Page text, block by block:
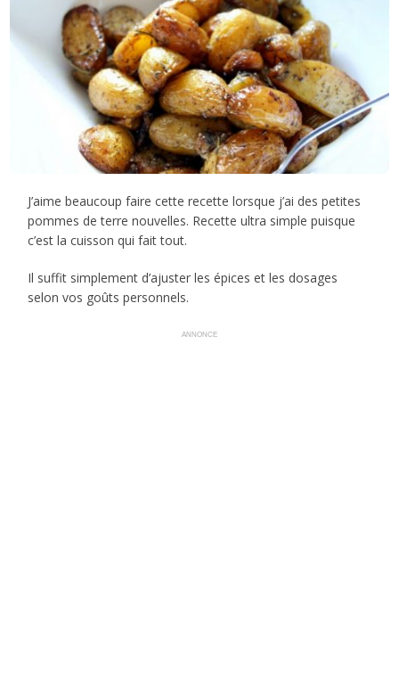
J’aime beaucoup faire cette recette lorsque j’ai des petites
pommes de terre nouvelles. Recette ultra simple puisque
c’est la cuisson qui fait tout.
Il suffit simplement d’ajuster les épices et les dosages
selon vos goûts personnels.
ANNONCE